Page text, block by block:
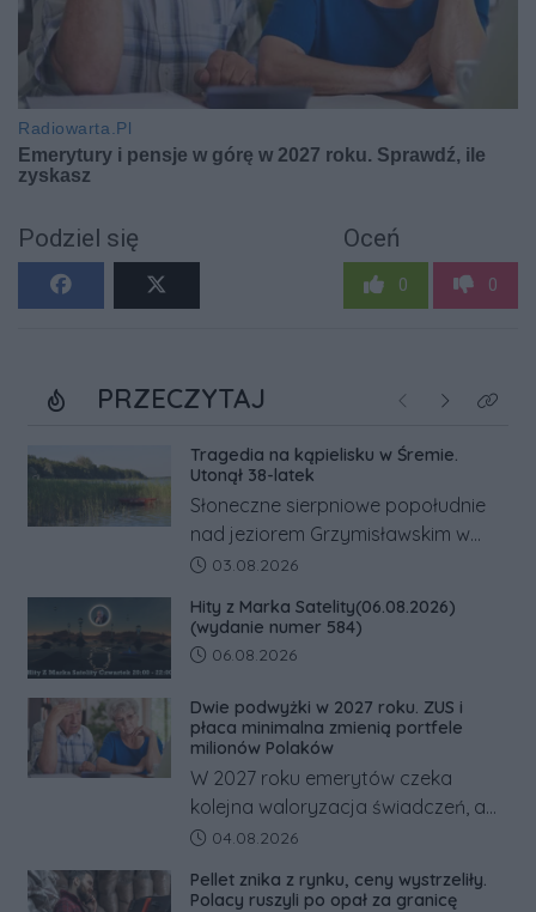
Podziel się Oceń
0 0
PRZECZYTAJ Poprzednie
NastępneKliknij
Tragedia na kąpielisku w Śremie.
Utonął 38-latek
Słoneczne sierpniowe popołudnie
nad jeziorem Grzymisławskim w
powiecie śremskim zakończyło się
odwrócić nawet natychmiastowe
działania służb ratunkowych.
Data dodania artykułu:
03.08.2026
Hity z Marka Satelity(06.08.2026)
(wydanie numer 584)
Data dodania artykułu:
06.08.2026
Dwie podwyżki w 2027 roku. ZUS i
płaca minimalna zmienią portfele
milionów Polaków
W 2027 roku emerytów czeka
kolejna waloryzacja świadczeń, a
pracowników podwyżka płacy
tym zmianom zyskają.
Data dodania artykułu:
04.08.2026
Pellet znika z rynku, ceny wystrzeliły.
Polacy ruszyli po opał za granicę